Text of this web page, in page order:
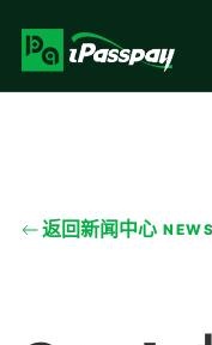
返回新闻中心 NEWS